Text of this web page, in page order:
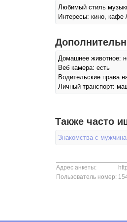
Любимый стиль
Интересы: кино, кафе
Домашнее животное:
Веб камера: есть
Водительские права
Личный транспорт:
Также часто
Знакомства с
Адрес анкеты:
Пользователь номер: